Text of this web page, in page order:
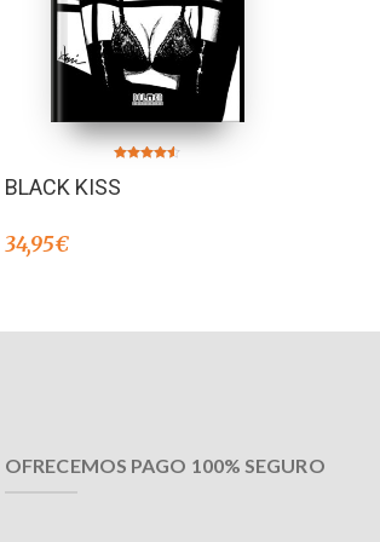
4.50
de 5
BLACK KISS
34,95€
OFRECEMOS PAGO 100% SEGURO